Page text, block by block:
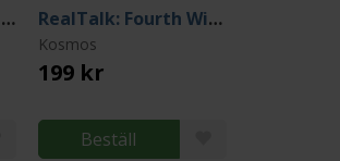
The Crew: Uppdrag på Djupt Vatten RealTalk: Fourth Wing -The Party Game
Kosmos
199 kr
Beställ